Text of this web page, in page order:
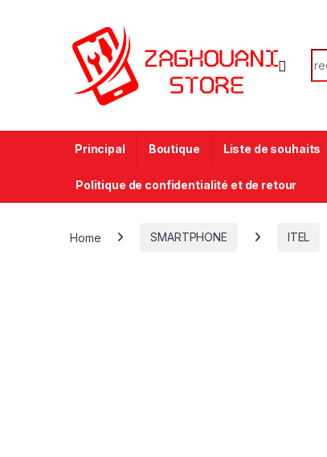
Principal Boutique Liste de souhaits
Politique de confidentialité et de retour
Home SMARTPHONE ITEL